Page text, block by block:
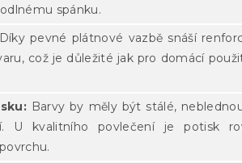
spánku.
Díky pevné plátnové vazbě snáší
což je důležité jak pro domácí
Barvy by měly být stálé,
U kvalitního povlečení je potisk